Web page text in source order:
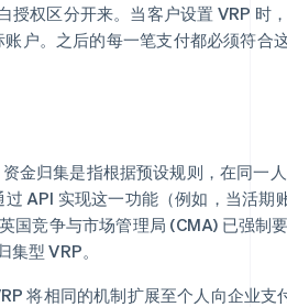
授权区分开来。当客户设置 VRP 时
户。之后的每一笔支付都必须符合
资金归集是指根据预设规则，在同一
过 API 实现这一功能（例如，当活
国竞争与市场管理局 (CMA) 已强制
型 VRP。
将相同的机制扩展至个人向企业支